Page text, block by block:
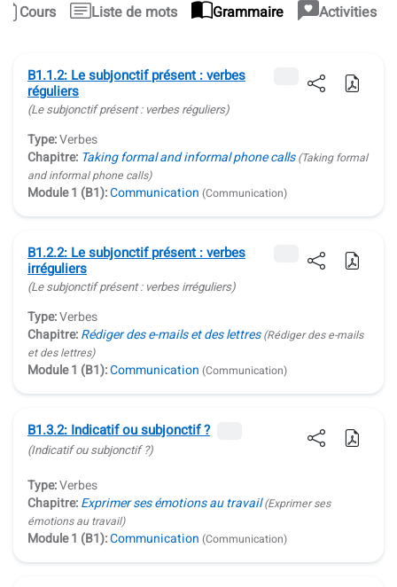
Cours Liste de mots Grammaire Activities
B1.1.2: Le subjonctif présent : verbes
réguliers
(Le subjonctif présent : verbes réguliers)
Type:Verbes
Chapitre: Taking formal and informal phone calls (Taking formal
and informal phone calls)
Module 1 (B1):Communication (Communication)
B1.2.2: Le subjonctif présent : verbes
irréguliers
(Le subjonctif présent : verbes irréguliers)
Type:Verbes
Chapitre:Rédiger des e-mails et des lettres (Rédiger des e-mails
et des lettres)
Module 1 (B1):Communication (Communication)
B1.3.2: Indicatif ou subjonctif ?
(Indicatif ou subjonctif ?)
Type:Verbes
Chapitre:Exprimer ses émotions au travail (Exprimer ses
émotions au travail)
Module 1 (B1):Communication (Communication)